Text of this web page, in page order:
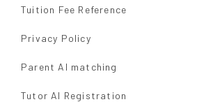
Tuition Fee Reference
Privacy Policy
Parent AI matching
Tutor AI Registration